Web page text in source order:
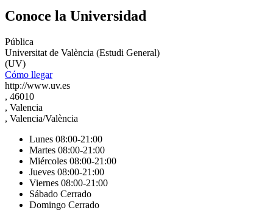
Conoce la Universidad
Pública
Universitat de València (Estudi General)
(UV)
Cómo llegar
http://www.uv.es
, 46010
, Valencia
, Valencia/València
Lunes 08:00-21:00
Martes 08:00-21:00
Miércoles 08:00-21:00
Jueves 08:00-21:00
Viernes 08:00-21:00
Sábado Cerrado
Domingo Cerrado